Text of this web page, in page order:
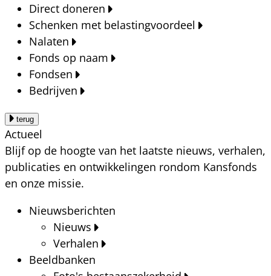
Direct doneren
Schenken met belastingvoordeel
Nalaten
Fonds op naam
Fondsen
Bedrijven
terug
Actueel
Blijf op de hoogte van het laatste nieuws, verhalen,
publicaties en ontwikkelingen rondom Kansfonds
en onze missie.
Nieuwsberichten
Nieuws
Verhalen
Beeldbanken